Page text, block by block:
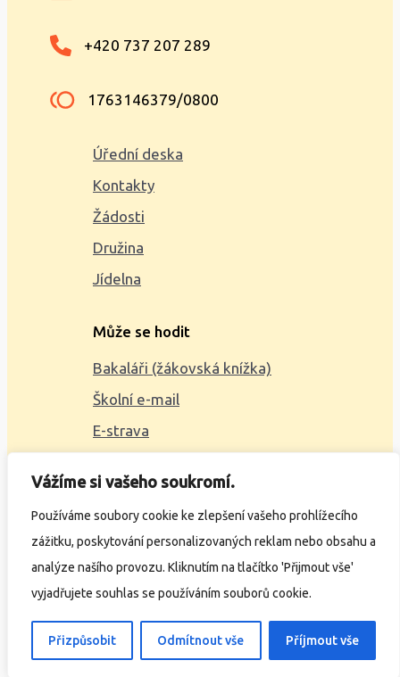
Vážíme si vašeho soukromí.
Používáme soubory cookie ke zlepšení vašeho prohlížecího
zážitku, poskytování personalizovaných reklam nebo obsahu a
analýze našího provozu. Kliknutím na tlačítko 'Přijmout vše'
vyjadřujete souhlas se používáním souborů cookie.
Přizpůsobit Odmítnout vše Příjmout vše
+420 737 207 289
1763146379/0800
Úřední deska
Kontakty
Žádosti
Družina
Jídelna
Může se hodit
Bakaláři (žákovská knížka)
Školní e-mail
E-strava
2023 © ZŠ Alšova, vytvořilWčil.cz
Ochrana osobních údajů
Prohlášení o přístupnosti